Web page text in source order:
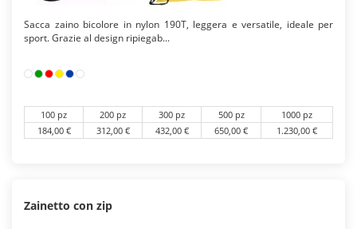
Sacca zaino bicolore in nylon 190T, leggera e versatile, ideale per
sport. Grazie al design ripiegab...
100 pz 200 pz 300 pz 500 pz
1000 pz
184,00 €
312,00 € 432,00 € 650,00 € 1.230,00 €
Zainetto con zip